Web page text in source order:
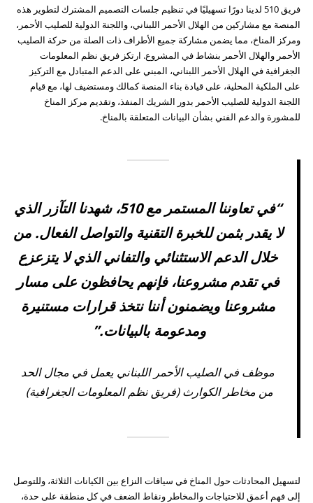
فريق 510 لدينا دورًا تسهيليًا في تنظيم جلسات التصميم المشترك لتطوير هذه
المنصة مع مشاركين من الهلال الأحمر اللبناني، واللجنة الدولية للصليب الأحمر،
ومركز المناخ، مما يضمن مشاركة جميع الأطراف ذات الصلة من حركة الصليب
الأحمر والهلال الأحمر بنشاط في المشروع. ارتكز فريق نظم المعلومات
الجغرافية في الهلال الأحمر اللبناني، المبني على الدعم المتبادل مع التركيز
على الملكية المحلية، على قيادة بناء المنصة كمالك ومستضيف لها، مع قيام
اللجنة الدولية للصليب الأحمر بدور الشريك المنفذ، وتقديم مركز المناخ
للمشورة والدعم الفني بشأن البيانات المتعلقة بالمناخ.
“في تعاوننا المستمر مع 510، شهدنا التآزر الذي
لا يقدر بثمن للخبرة التقنية والتواصل الفعال. من
خلال الدعم الاستثنائي والتفاني الذي لا يتزعزع
في تقدم مشروعنا، فإنهم يحافظون على مسار
مشروعنا ويضمنون أننا نتخذ قرارات مستنيرة
ومدعومة بالبيانات.”
موظف في الصليب الأحمر اللبناني يعمل في مجال الحد
من مخاطر الكوارث (فريق نظم المعلومات الجغرافية)
لتسهيل المحادثات حول المناخ في سياقات النزاع بين الكيانات الثلاثة، وللتوصل
إلى فهم أعمق للاحتياجات والمخاطر ونقاط الضعف في كل منطقة على حدة،